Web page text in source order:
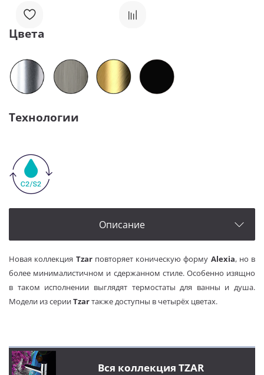
Цвета
Технологии
Вся коллекция TZAR
Описание
Новая коллекция Tzarповторяет коническую форму Alexia, но в
более минималистичном и сдержанном стиле. Особенно изящно
в таком исполнении выглядят термостаты для ванны и душа.
Модели из серииTzarтакже доступны в четырёх цветах.